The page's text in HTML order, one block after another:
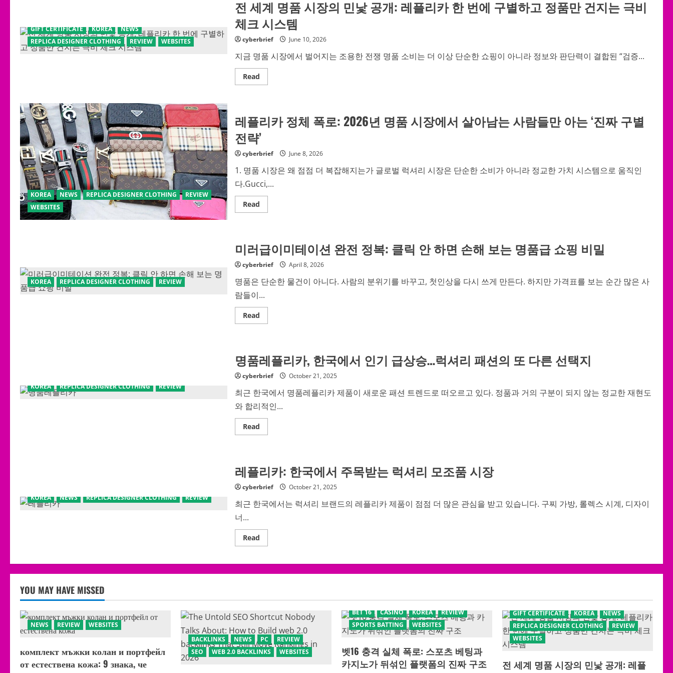
GIFT CERTIFICATE KOREA
NEWS
REPLICA DESIGNER CLOTHING
REVIEW WEBSITES
전 세계 명품 시장의 민낯 공개: 레플리카 한 번에 구별하고 정품만 건지는 극비
체크 시스템
cyberbrief June 10, 2026
지금 명품 시장에서 벌어지는 조용한 전쟁 명품 소비는 더 이상 단순한 쇼핑이 아니라 정보와 판단력이 결합된 “검증...
ReadRead
more
명
품
시
장
민
공
개:
레
플
리
카
한
번
하
고
정
품
건
지
극
비
체
크
KOREA NEWS REPLICA DESIGNER CLOTHING
REVIEW
WEBSITES
레플리카 정체 폭로: 2026년 명품 시장에서 살아남는 사람들만 아는 ‘진짜 구별
전략’
cyberbrief June 8, 2026
1. 명품 시장은 왜 점점 더 복잡해지는가 글로벌 럭셔리 시장은 단순한 소비가 아니라 정교한 가치 시스템으로 움직인
다.Gucci,...
ReadRead
more
카
정
폭
2026
년
명
시
장
에
는
사
람
들
아
는
‘진
짜
구
별
전
KOREA REPLICA DESIGNER CLOTHING REVIEW
미러급이미테이션 완전 정복: 클릭 안 하면 손해 보는 명품급 쇼핑 비밀
cyberbrief April 8, 2026
명품은 단순한 물건이 아니다. 사람의 분위기를 바꾸고, 첫인상을 다시 쓰게 만든다. 하지만 가격표를 보는 순간 많은 사
람들이...
ReadRead
more
이
미
이
완
전
정
복:
클
릭
안
보
는
명
품
쇼
핑
KOREA REPLICA DESIGNER CLOTHING REVIEW
명품레플리카, 한국에서 인기 급상승…럭셔리 패션의 또 다른 선택지
cyberbrief October 21, 2025
최근 한국에서 명품레플리카 제품이 새로운 패션 트렌드로 떠오르고 있다. 정품과 거의 구분이 되지 않는 정교한 재현도
와 합리적인...
ReadRead
more
플
리
한
에
서
급
상
승…
리
패
다
선
택
지
KOREA NEWS REPLICA DESIGNER CLOTHING REVIEW
레플리카: 한국에서 주목받는 럭셔리 모조품 시장
cyberbrief October 21, 2025
최근 한국에서는 럭셔리 브랜드의 레플리카 제품이 점점 더 많은 관심을 받고 있습니다. 구찌 가방, 롤렉스 시계, 디자이
너...
ReadRead
more
플
리
에
주
목
받
는
럭
셔
리
YOU MAY HAVE MISSED
NEWS REVIEW WEBSITES
комплект мъжки колан и портфейл
от естествена кожа: 9 знака, че
BACKLINKS NEWS PC
REVIEW
SEO
WEB 2.0 BACKLINKS WEBSITES
BET 16 CASINO KOREA
REVIEW
SPORTS BATTING
WEBSITES
벳16 충격 실체 폭로: 스포츠 베팅과
카지노가 뒤섞인 플랫폼의 진짜 구조
GIFT CERTIFICATE KOREA
NEWS
REPLICA DESIGNER CLOTHING
REVIEW
WEBSITES
전 세계 명품 시장의 민낯 공개: 레플